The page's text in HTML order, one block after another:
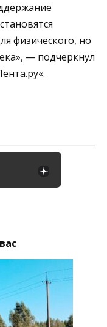
физического, но
— подчеркнул
«.